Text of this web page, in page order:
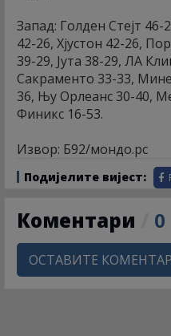
Запад: Голден Стејт
42-26, Хјустон 42-26,
39-29, Јута 38-29, ЛА
Сакраменто 33-33,
36, Њу Орлеанс 30-40,
Финикс 16-53.
Извор: Б92/мондо.рс
Подијелите вијест:
Коментари 0
ОСТАВИТЕ КОМЕНТАР